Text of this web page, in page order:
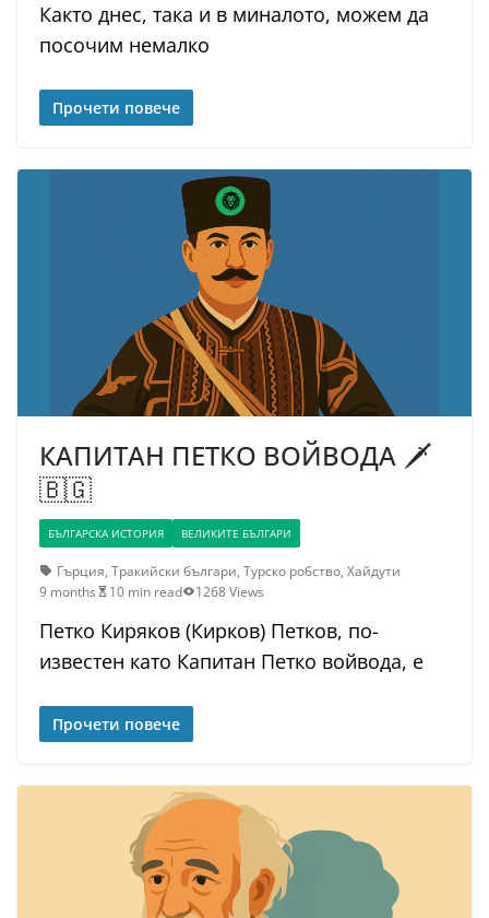
Както днес, така и в миналото, можем да
посочим немалко
Прочети повече
КАПИТАН ПЕТКО ВОЙВОДА 🗡️
🇧🇬
БЪЛГАРСКА ИСТОРИЯ ВЕЛИКИТЕ БЪЛГАРИ
Гърция, Тракийски българи, Турско робство, Хайдути
9 months
10 min read 1268 Views
Петко Киряков (Кирков) Петков, по-
известен като Капитан Петко войвода, е
Прочети повече